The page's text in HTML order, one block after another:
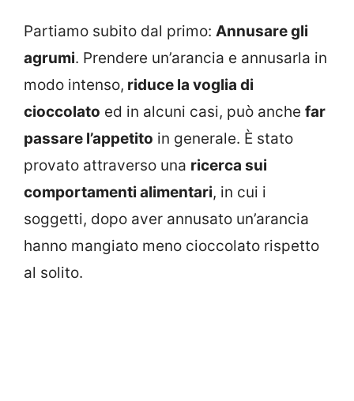
Partiamo subito dal primo: Annusare gli
agrumi. Prendere un’arancia e annusarla in
modo intenso, riduce la voglia di
cioccolato ed in alcuni casi, può anche far
passare l’appetito in generale. È stato
provato attraverso una ricerca sui
comportamenti alimentari, in cui i
soggetti, dopo aver annusato un’arancia
hanno mangiato meno cioccolato rispetto
al solito.